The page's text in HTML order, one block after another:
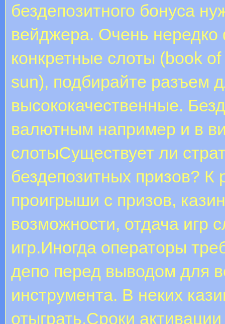
бездепозитного бонуса
вейджера. Очень
конкретные слоты (book
sun), подбирайте разъем
высококачественные.
валютным например и в
слотыСуществует ли
бездепозитных призов?
проигрыши с призов,
возможности, отдача игр
игр.Иногда операторы
депо перед выводом для
инструмента. В неких
отыграть.Сроки